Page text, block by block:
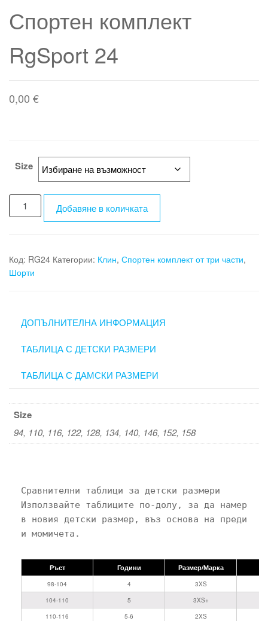
Спортен комплект
RgSport 24
0,00 €
Size
количество
за
RgSport
24
Добавяне в количката
Код: RG24 Категории: Клин, Спортен комплект от три части,
Шорти
ДОПЪЛНИТЕЛНА ИНФОРМАЦИЯ
ТАБЛИЦА С ДЕТСКИ РАЗМЕРИ
ТАБЛИЦА С ДАМСКИ РАЗМЕРИ
Size
94, 110, 116, 122, 128, 134, 140, 146, 152, 158
Сравнителни таблици за детски размери
Използвайте таблиците по-долу, за да
в новия детски размер, въз основа на
Ръст Години Размер/Марка
98-104 4
3XS
104-110
5
3XS+
110-116
5-6
2XS